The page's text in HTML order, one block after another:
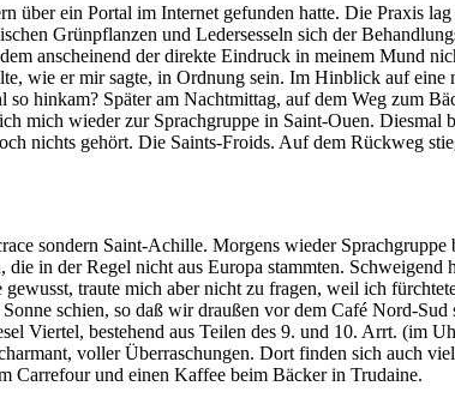
über ein Portal im Internet gefunden hatte. Die Praxis
Grünpflanzen und Ledersesseln sich der
anscheinend der direkte Eindruck in meinem Mund
wie er mir sagte, in Ordnung sein. Im Hinblick auf
hinkam? Später am Nachtmittag, auf dem Weg zum
mich wieder zur Sprachgruppe in Saint-Ouen.
nichts gehört. Die Saints-Froids. Auf dem Rückweg
sondern Saint-Achille. Morgens wieder
in der Regel nicht aus Europa stammten.
traute mich aber nicht zu fragen, weil ich
schien, so daß wir draußen vor dem Café Nord-
Viertel, bestehend aus Teilen des 9. und 10. Arrt. (im
voller Überraschungen. Dort finden sich auch
Carrefour und einen Kaffee beim Bäcker in Trudaine.